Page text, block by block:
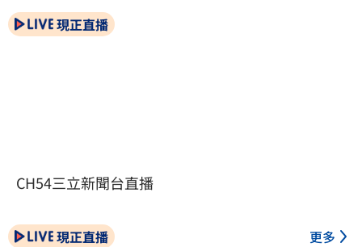
現正直播
CH54三立新聞台直播
現正直播 更多